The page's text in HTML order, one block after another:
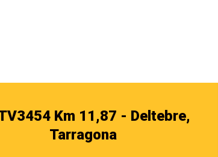
Km 11,87 - Deltebre,
Tarragona